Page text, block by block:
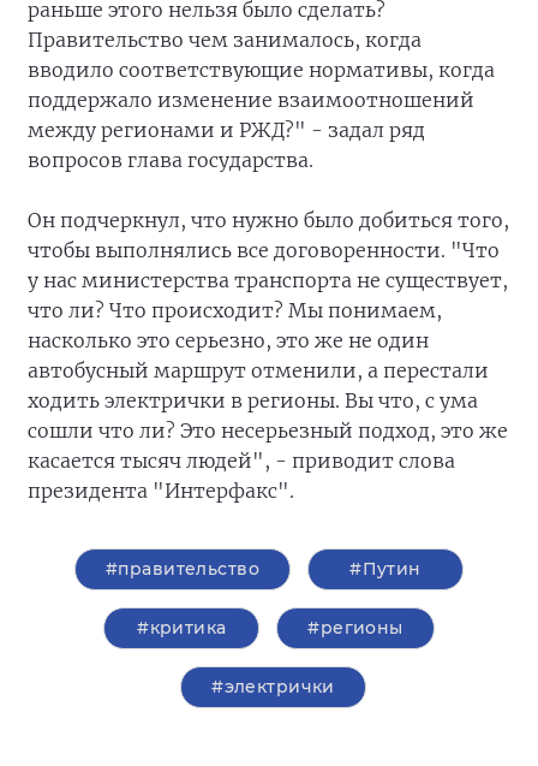
раньше этого нельзя было сделать?
Правительство чем занималось, когда
вводило соответствующие нормативы, когда
поддержало изменение взаимоотношений
между регионами и РЖД?" - задал ряд
вопросов глава государства.
Он подчеркнул, что нужно было добиться того,
чтобы выполнялись все договоренности. "Что
у нас министерства транспорта не существует,
что ли? Что происходит? Мы понимаем,
насколько это серьезно, это же не один
автобусный маршрут отменили, а перестали
ходить электрички в регионы. Вы что, с ума
сошли что ли? Это несерьезный подход, это же
касается тысяч людей", - приводит слова
президента "Интерфакс".
#правительство #Путин
#критика #регионы
#электрички